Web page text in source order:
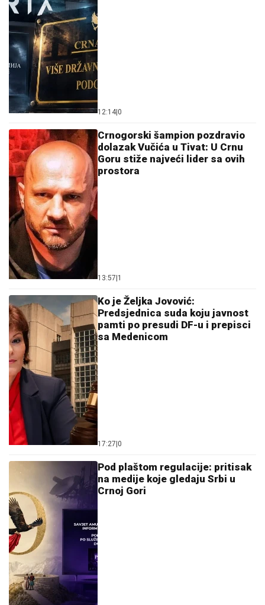
12:14 0
Crnogorski šampion pozdravio
dolazak Vučića u Tivat: U Crnu
Goru stiže najveći lider sa ovih
prostora
13:57 1
Ko je Željka Jovović:
Predsjednica suda koju javnost
pamti po presudi DF-u i prepisci
sa Medenicom
17:27 0
Pod plaštom regulacije: pritisak
na medije koje gledaju Srbi u
Crnoj Gori